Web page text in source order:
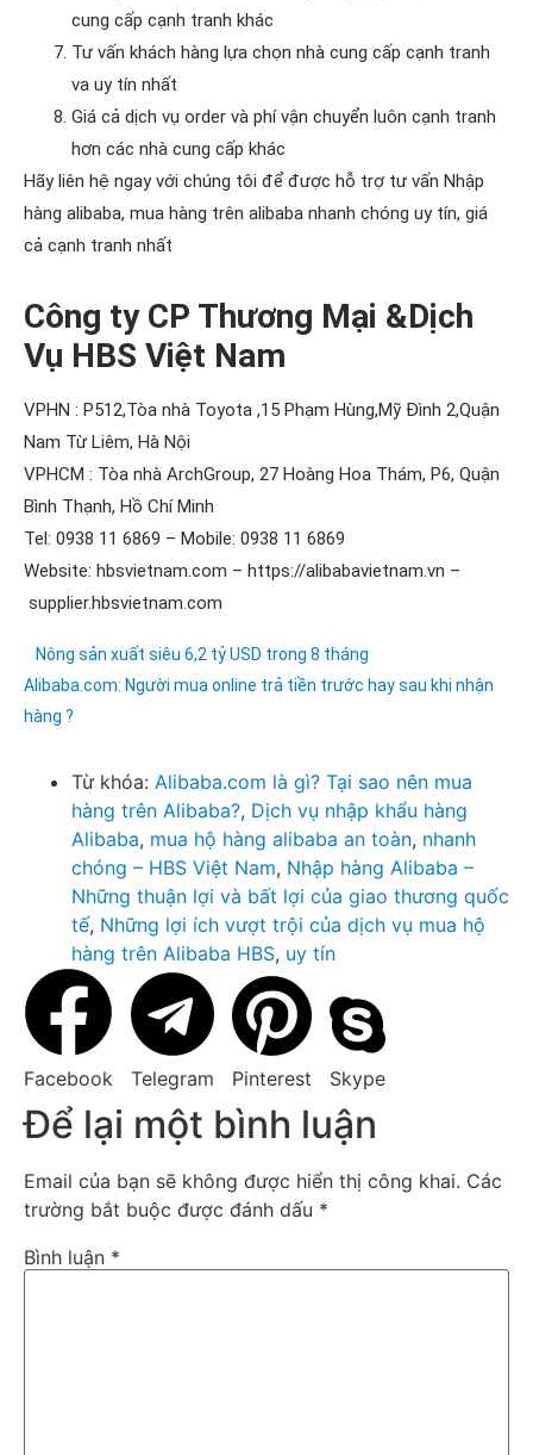
cung cấp cạnh tranh khác
Tư vấn khách hàng lựa chọn nhà cung cấp cạnh tranh
va uy tín nhất
Giá cả dịch vụ order và phí vận chuyển luôn cạnh tranh
hơn các nhà cung cấp khác
Hãy liên hệ ngay với chúng tôi để được hỗ trợ tư vấn Nhập
hàng alibaba, mua hàng trên alibaba nhanh chóng uy tín, giá
cả cạnh tranh nhất
Công ty CP Thương Mại &Dịch
Vụ HBS Việt Nam
VPHN : P512,Tòa nhà Toyota ,15 Phạm Hùng,Mỹ Đình 2,Quận
Nam Từ Liêm, Hà Nội
VPHCM : Tòa nhà ArchGroup, 27 Hoàng Hoa Thám, P6, Quận
Bình Thạnh, Hồ Chí Minh
Tel: 0938 11 6869 – Mobile: 0938 11 6869
Website: hbsvietnam.com – https://alibabavietnam.vn –
supplier.hbsvietnam.com
Nông sản xuất siêu 6,2 tỷ USD trong 8 tháng
Alibaba.com: Người mua online trả tiền trước hay sau khi nhận
hàng ?
Từ khóa: Alibaba.com là gì? Tại sao nên mua
hàng trên Alibaba?, Dịch vụ nhập khẩu hàng
Alibaba, mua hộ hàng alibaba an toàn, nhanh
chóng – HBS Việt Nam, Nhập hàng Alibaba –
Những thuận lợi và bất lợi của giao thương quốc
tế, Những lợi ích vượt trội của dịch vụ mua hộ
hàng trên Alibaba HBS, uy tín
Facebook Telegram Pinterest Skype
Để lại một bình luận
Email của bạn sẽ không được hiển thị công khai. Các
trường bắt buộc được đánh dấu *
Bình luận *